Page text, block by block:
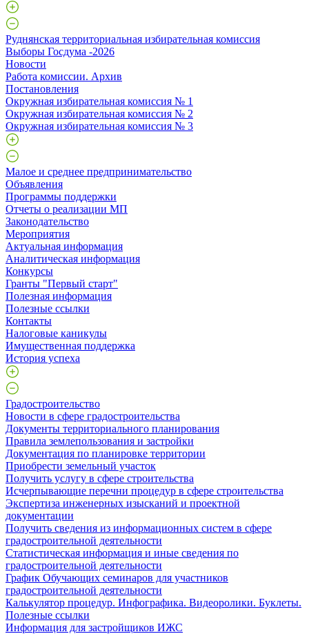
Руднянская территориальная избирательная комиссия
Выборы Госдума -2026
Новости
Работа комиссии. Архив
Постановления
Окружная избирательная комиссия № 1
Окружная избирательная комиссия № 2
Окружная избирательная комиссия № 3
Малое и среднее предпринимательство
Объявления
Программы поддержки
Отчеты о реализации МП
Законодательство
Мероприятия
Актуальная информация
Аналитическая информация
Конкурсы
Гранты "Первый старт"
Полезная информация
Полезные ссылки
Контакты
Налоговые каникулы
Имущественная поддержка
История успеха
Градостроительство
Новости в сфере градостроительства
Документы территориального планирования
Правила землепользования и застройки
Документация по планировке территории
Приобрести земельный участок
Получить услугу в сфере строительства
Исчерпывающие перечни процедур в сфере строительства
Экспертиза инженерных изысканий и проектной
документации
Получить сведения из информационных систем в сфере
градостроительной деятельности
Статистическая информация и иные сведения по
градостроительной деятельности
График Обучающих семинаров для участников
градостроительной деятельности
Калькулятор процедур. Инфографика. Видеоролики. Буклеты.
Полезные ссылки
Информация для застройщиков ИЖС